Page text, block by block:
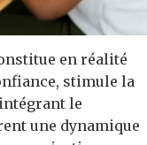
en réalité
stimule la
le
une dynamique